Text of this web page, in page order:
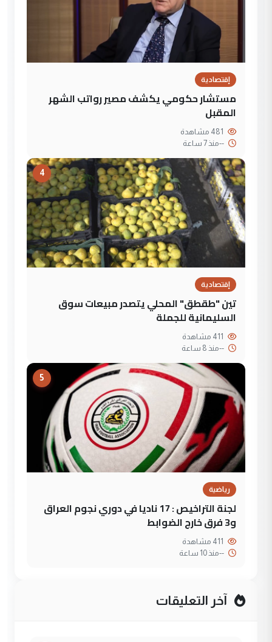
إقتصادية
مستشار حكومي يكشف مصير رواتب الشهر
المقبل
--منذ 7 ساعة
4
إقتصادية
تين "طقطق" المحلي يتصدر مبيعات سوق
السليمانية للجملة
--منذ 8 ساعة
5
رياضية
لجنة التراخيص : 17 ناديا في دوري نجوم العراق
و3 فرق خارج الضوابط
--منذ 10 ساعة
آخر التعليقات